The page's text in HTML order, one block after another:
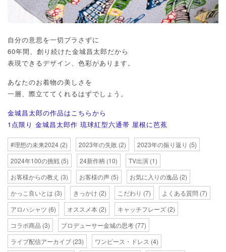
自分の意思を一切ブラさずに
60年間、創り続けた金城昌太郎だから
表現できるデザイン、色彩があります。
あなたのお着物の美しさを
一層、際立ててくれるはずでしょう。
金城昌太郎の作品はこちらから
1点限り 金城昌太郎作 琉球紅型六通帯 屋根に芭蕉
#理想の未来2024 (2) 2023年の失敗 (2) 2023年の振り返り (5)
2024年100の挑戦 (5) 24新作柄 (10) TV出演 (1)
お客様からの教え (3) お客様の声 (5) お気に入りの逸品 (2)
かっこ良いとは (3) きっかけ (2) こだわり (7) よくある質問 (7)
アロハシャツ (6) オススメ本 (2) キャッチフレーズ (2)
コラボ商品 (3) プロデューサー金城の思考 (77)
ライブ配信アーカイブ (23) ワンピース・ドレス (4)